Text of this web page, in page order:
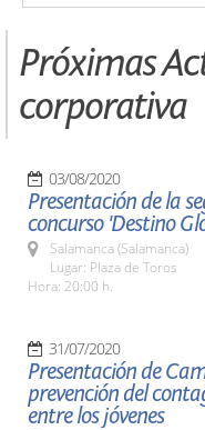
Próximas
corporativa
03/08/2020
Presentación de la
concurso 'Destino
Salamanca (Salamanca)
Lugar: Plaza de Toros
Hora: 20:00 h.
31/07/2020
Presentación de
prevención del
entre los jóvenes